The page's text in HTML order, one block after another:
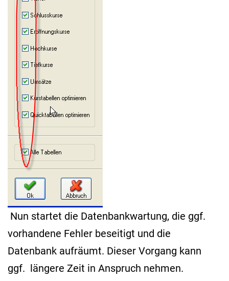
Nun startet die Datenbankwartung, die ggf.
vorhandene Fehler beseitigt und die
Datenbank aufräumt. Dieser Vorgang kann
ggf. längere Zeit in Anspruch nehmen.